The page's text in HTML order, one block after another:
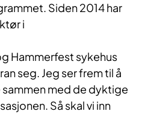
Siden 2014 har
i
Hammerfest sykehus
seg. Jeg ser frem til å
med de dyktige
Så skal vi inn